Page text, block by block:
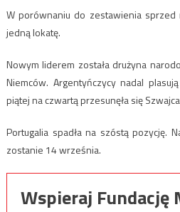
W porównaniu do zestawienia sprzed
jedną lokatę.
Nowym liderem została drużyna
Niemców. Argentyńczycy nadal
piątej na czwartą przesunęła się
Portugalia spadła na szóstą pozycję.
zostanie 14 września.
Wspieraj Fundację